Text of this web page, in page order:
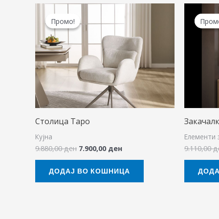
Промо!
Промо!
Столица Таро
Кујна
9.880,00ден
Original
was:
9.880,00 ден.
7.900,00 ден
is:
ДОДАЈ ВО КОШНИЦА
Елементи
9.110,00